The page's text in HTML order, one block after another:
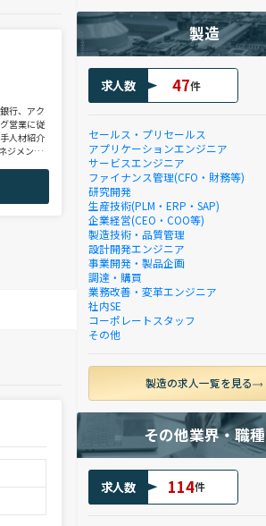
行、アク
営業に従
人材紹介
ジメント
経験者/
でご支援
製造
求人数 47件
セールス・プリセールス
アプリケーションエンジニア
サービスエンジニア
ファイナンス管理(CFO・財務等)
研究開発
生産技術(PLM・ERP・SAP)
企業経営(CEO・COO等)
製造技術・品質管理
設計開発エンジニア
事業開発・製品企画
調達・購買
業務改善・変革エンジニア
社内SE
コーポレートスタッフ
その他
製造の求人一覧を見る
その他業界・職種
求人数 114件